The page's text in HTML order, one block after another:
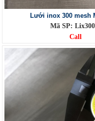
Lưới inox 300 mesh
Mã SP:
Call